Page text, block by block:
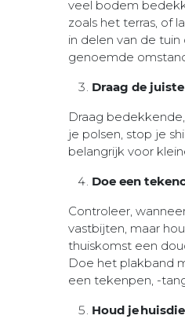
veel bodem
zoals het terras, of
in delen van de
genoemde
Draag de
Draag
je polsen, stop je
belangrijk voor
Doe een
Controleer,
vastbijten, maar
thuiskomst een
Doe het plakband
een tekenpen, -
Houd je